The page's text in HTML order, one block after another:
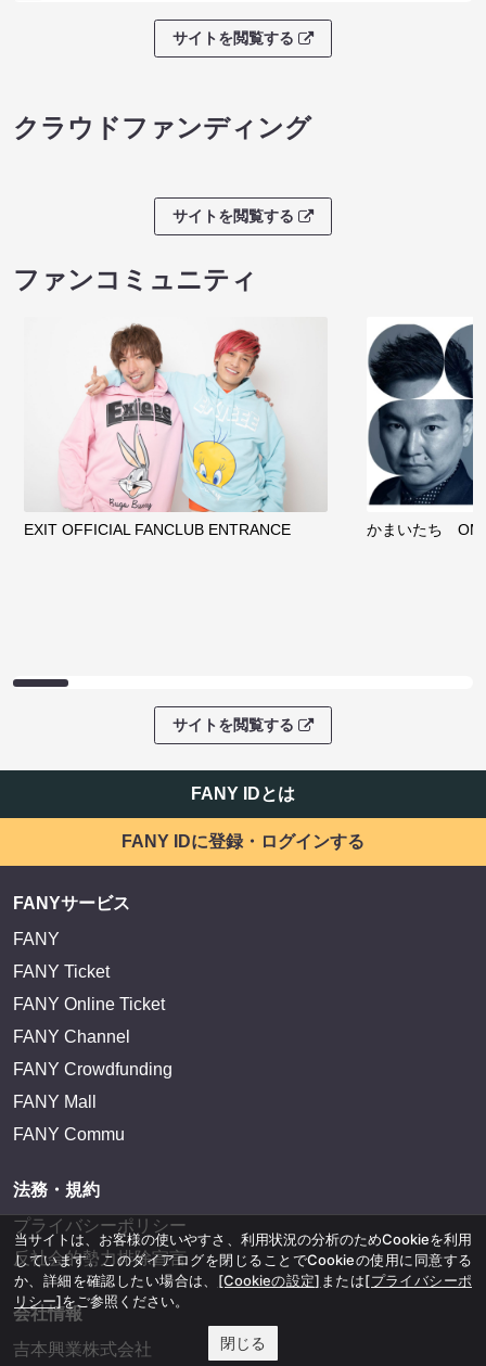
サイトを閲覧する
クラウドファンディング
サイトを閲覧する
ファンコミュニティ
EXIT OFFICIAL FANCLUB ENTRANCE かまいたち
サイトを閲覧する
FANY IDとは
FANY IDに登録・ログインする
FANYサービス
FANY
FANY Ticket
FANY Online Ticket
FANY Channel
FANY Crowdfunding
FANY Mall
FANY Commu
法務・規約
プライバシーポリシー
反社会的勢力排除宣言
会社情報
吉本興業株式会社
当サイトは、お客様の使いやすさ、利用状況の分析のためCookieを利用
しています。このダイアログを閉じることでCookieの使用に同意する
か、詳細を確認したい場合は、 [Cookieの設定] または[プライバシーポ
リシー]をご参照ください。
閉じる